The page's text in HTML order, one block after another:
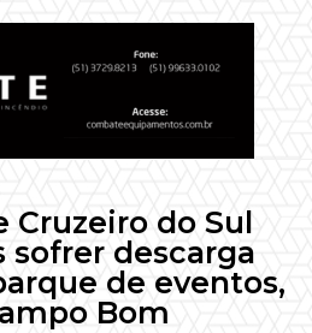
Cruzeiro do Sul
sofrer descarga
de eventos,
Bom